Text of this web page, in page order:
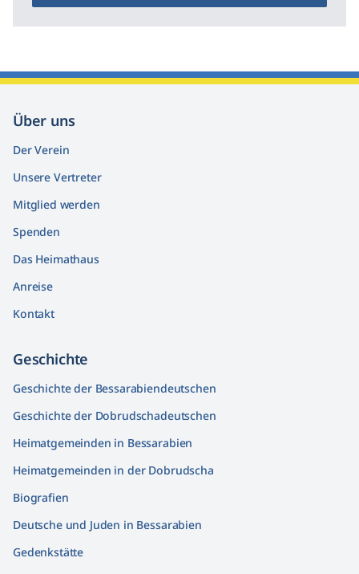
Über uns
Der Verein
Unsere Vertreter
Mitglied werden
Spenden
Das Heimathaus
Anreise
Kontakt
Geschichte
Geschichte der Bessarabiendeutschen
Geschichte der Dobrudschadeutschen
Heimatgemeinden in Bessarabien
Heimatgemeinden in der Dobrudscha
Biografien
Deutsche und Juden in Bessarabien
Gedenkstätte